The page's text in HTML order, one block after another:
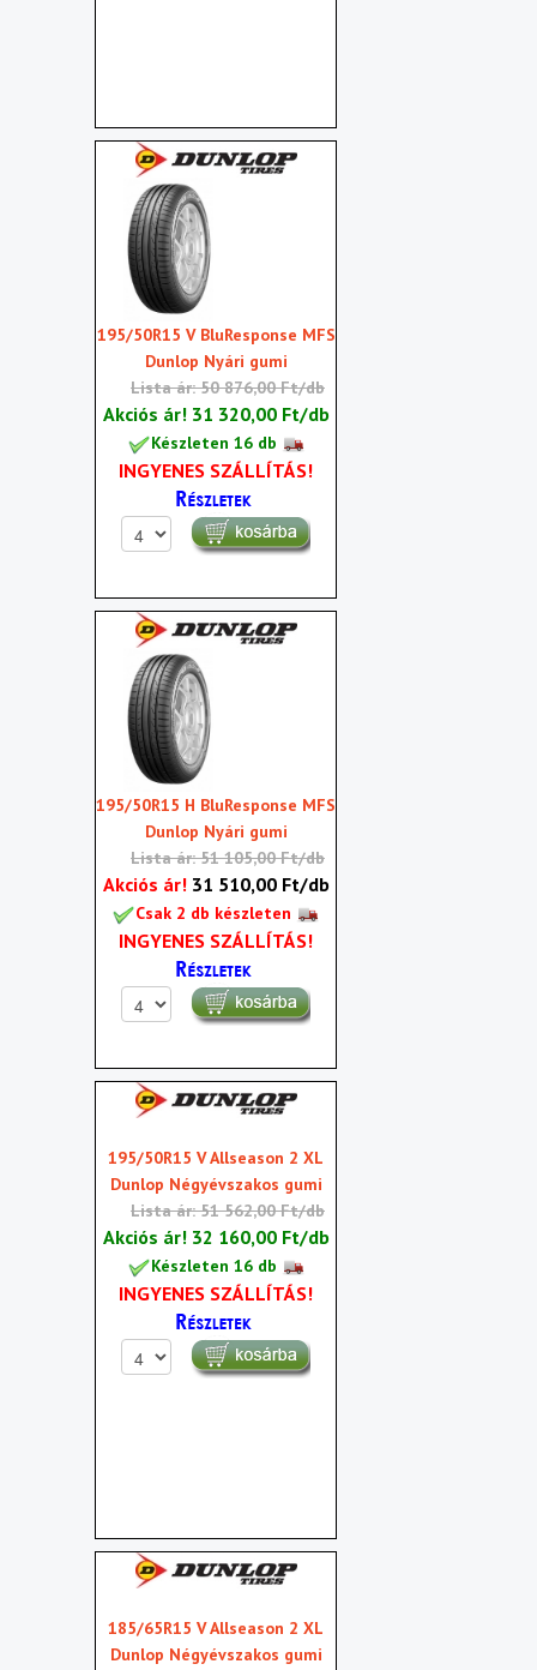
195/50R15 V BluResponse MFS
Dunlop Nyári gumi
Lista ár: 50 876,00 Ft/db
Akciós ár! 31 320,00 Ft/db
Készleten 16 db
INGYENES SZÁLLÍTÁS!
195/50R15 H BluResponse MFS
Dunlop Nyári gumi
Lista ár: 51 105,00 Ft/db
Akciós ár! 31 510,00 Ft/db
Csak 2 db készleten
INGYENES SZÁLLÍTÁS!
195/50R15 V Allseason 2 XL
Dunlop Négyévszakos gumi
Lista ár: 51 562,00 Ft/db
Akciós ár! 32 160,00 Ft/db
Készleten 16 db
INGYENES SZÁLLÍTÁS!
185/65R15 V Allseason 2 XL
Dunlop Négyévszakos gumi